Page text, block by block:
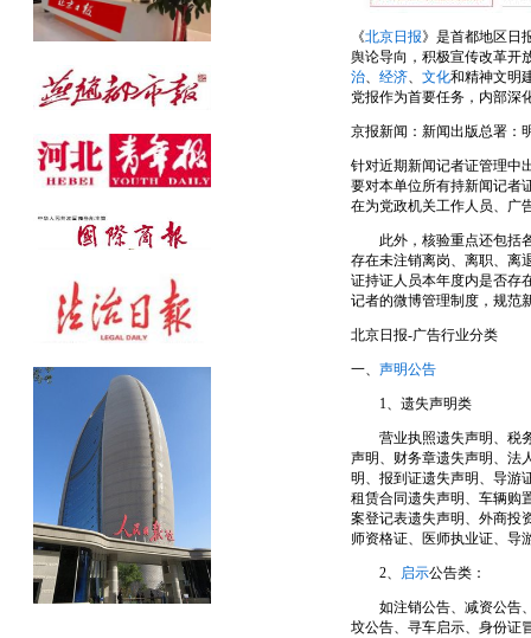
《北京日报》是首都地区日
舆论导向，积极宣传改革开
治、 经济、 文化和精神文明
党报作为首要任务，内部深
京报新闻：新闻出版总署：
针对近期新闻记者证管理中
要对本单位所有持新闻记者
在为党政机关工作人员、广
此外，核验重点还包括各
存在未注销离岗、离职、离
证持证人员本年度内是否存
记者的微博管理制度，规范
北京日报-广告行业分类
一、 声明公告
1、遗失声明类
营业执照遗失声明、税务
声明、财务章遗失声明、法
明、报到证遗失声明、导游
租赁合同遗失声明、车辆购
案登记表遗失声明、外商投
师资格证、医师执业证、导
2、 启示公告类：
如注销公告、减资公告、
坟公告、寻车启示、身份证